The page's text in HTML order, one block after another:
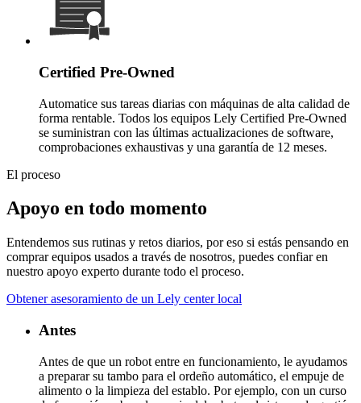
Certified Pre-Owned
Automatice sus tareas diarias con máquinas de alta calidad de
forma rentable. Todos los equipos Lely Certified Pre-Owned
se suministran con las últimas actualizaciones de software,
comprobaciones exhaustivas y una garantía de 12 meses.
El proceso
Apoyo en todo momento
Entendemos sus rutinas y retos diarios, por eso si estás pensando en
comprar equipos usados a través de nosotros, puedes confiar en
nuestro apoyo experto durante todo el proceso.
Obtener asesoramiento de un Lely center local
Antes
Antes de que un robot entre en funcionamiento, le ayudamos
a preparar su tambo para el ordeño automático, el empuje de
alimento o la limpieza del establo. Por ejemplo, con un curso